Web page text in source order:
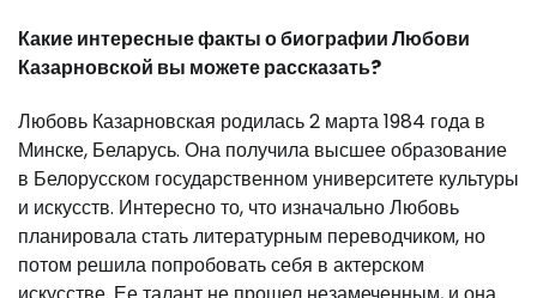
Какие интересные факты о биографии Любови
Казарновской вы можете рассказать?
Любовь Казарновская родилась 2 марта 1984 года в
Минске, Беларусь. Она получила высшее образование
в Белорусском государственном университете культуры
и искусств. Интересно то, что изначально Любовь
планировала стать литературным переводчиком, но
потом решила попробовать себя в актерском